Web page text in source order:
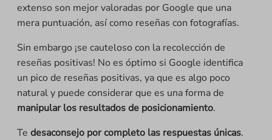
extenso son mejor valoradas por Google que una
mera puntuación, así como reseñas con fotografías.
Sin embargo ¡se cauteloso con la recolección de
reseñas positivas! No es óptimo si Google identifica
un pico de reseñas positivas, ya que es algo poco
natural y puede considerar que es una forma de
manipular los resultados de posicionamiento.
Te desaconsejo por completo las respuestas únicas.